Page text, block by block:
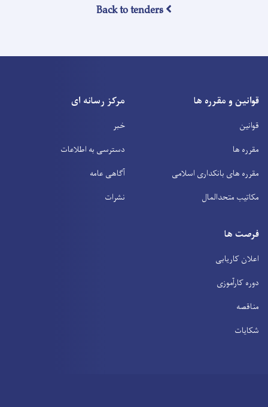
Back to tenders
قوانین و مقرره ها
قوانین
مقرره ها
مقرره های بانکداری اسلامی
مکاتیب متحدالمال
مرکز رسانه ای
خبر
دسترسی به اطلاعات
آگاهی عامه
نشرات
فرصت ها
اعلان کاریابی
دوره کارآموزی
مناقصه
شکایات